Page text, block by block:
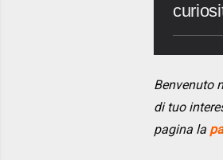
Benvenuto
di tuo
pagina la